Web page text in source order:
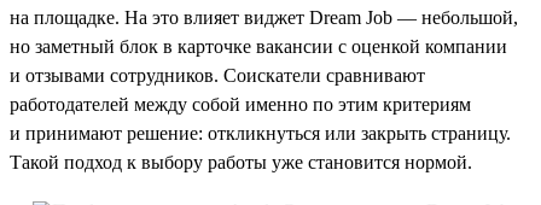
на площадке. На это влияет виджет Dream Job — небольшой,
но заметный блок в карточке вакансии с оценкой компании
и отзывами сотрудников. Соискатели сравнивают
работодателей между собой именно по этим критериям
и принимают решение: откликнуться или закрыть страницу.
Такой подход к выбору работы уже становится нормой.